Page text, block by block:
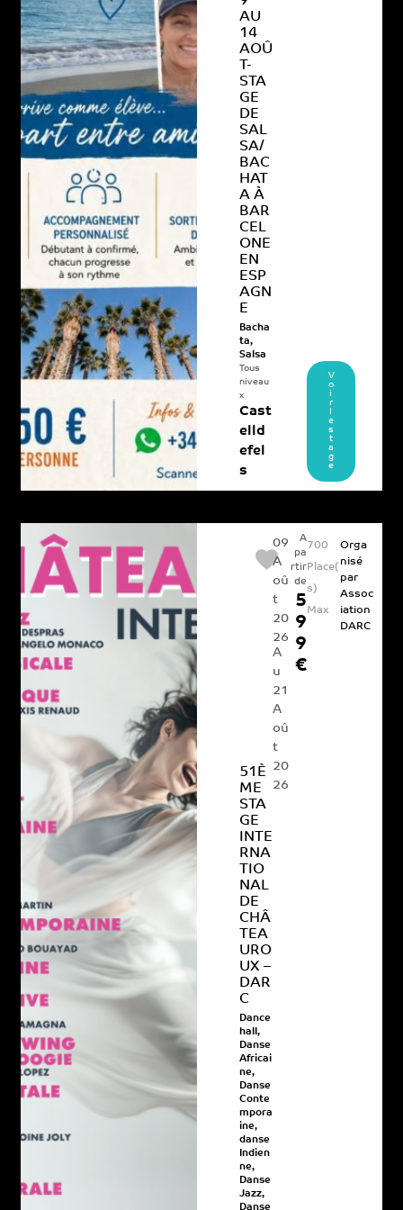
AU
14
AOÛ
T-
STA
GE
DE
SAL
SA/
BAC
HAT
A À
BAR
CEL
ONE
EN
ESP
AGN
E
Bacha
ta,
Salsa
Tous
niveau
x
Cast
elld
efel
s
V
o
i
r
l
e
s
t
a
g
e
51È
ME
STA
GE
INTE
RNA
TIO
NAL
DE
CHÂ
TEA
URO
UX –
DAR
C
Dance
hall,
Danse
Africai
ne,
Danse
Conte
mpora
ine,
danse
Indien
ne,
Danse
Jazz,
Danse
09
A
oû
t
20
26
A
u
21
A
oû
t
20
26
A
pa
rtir
de
5
9
9
€
700
Place(
s)
Max
Orga
nisé
par
Assoc
iation
DARC